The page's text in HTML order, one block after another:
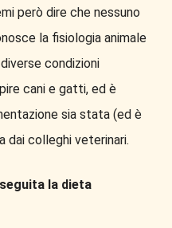
però dire che nessuno
la fisiologia animale
condizioni
cani e gatti, ed è
sia stata (ed è
dai colleghi veterinari.
la dieta